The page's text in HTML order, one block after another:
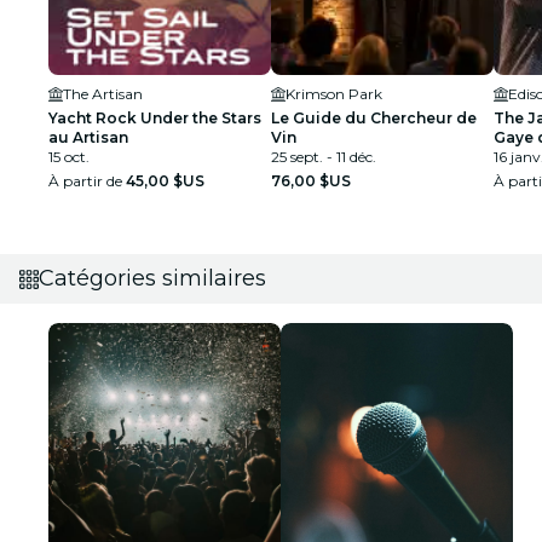
The Artisan
Yacht Rock Under the Stars
au Artisan
15 oct.
À partir de 45,00 $US
Krimson Park
Le Guide du Chercheur de
Vin
25 sept. - 11 déc.
76,00 $US
The
Gaye
16
À
Catégories similaires